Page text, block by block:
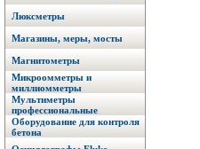
Люксметры
Магазины, меры, мосты
Магнитометры
Микроомметры и
миллиомметры
Мультиметры
профессиональные
Оборудование для контроля
бетона